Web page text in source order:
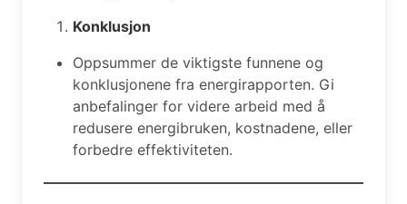
Konklusjon
Oppsummer de viktigste funnene og
konklusjonene fra energirapporten. Gi
anbefalinger for videre arbeid med å
redusere energibruken, kostnadene, eller
forbedre effektiviteten.